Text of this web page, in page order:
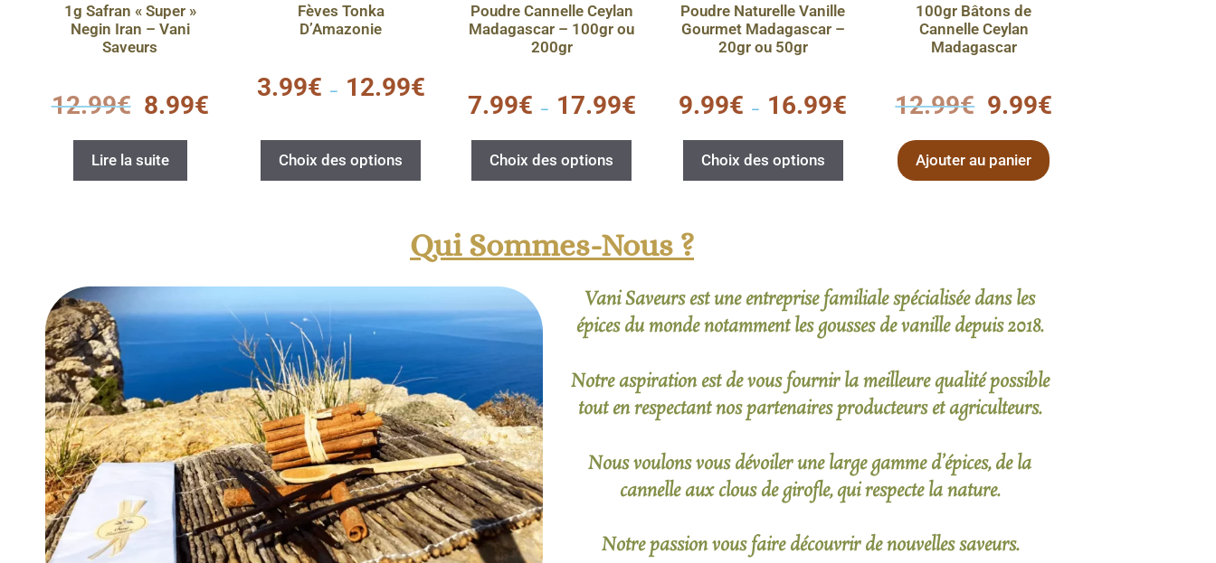
1g Safran « Super »
Negin Iran – Vani
Saveurs
s
u
5
12.99€ 8.99€
Lire la suite
Fèves Tonka
D’Amazonie
s
u
3.99€ – 12.99€
Choix des options
Poudre Cannelle Ceylan
Madagascar – 100gr ou
200gr
s
u
5
7.99€ – 17.99€
Choix des options
Poudre Naturelle Vanille
Gourmet Madagascar –
20gr ou 50gr
s
u
5
9.99€ – 16.99€
Choix des options
100gr Bâtons de
Cannelle Ceylan
Madagascar
s
u
5
12.99€ 9.99€
Ajouter au panier
Qui Sommes-Nous ?
Vani Saveurs est une entreprise familiale spécialisée dans les
épices du monde notamment les gousses de vanille depuis 2018.
Notre aspiration est de vous fournir la meilleure qualité possible
tout en respectant nos partenaires producteurs et agriculteurs.
Nous voulons vous dévoiler une large gamme d’épices, de la
cannelle aux clous de girofle, qui respecte la nature.
Notre passion vous faire découvrir de nouvelles saveurs.